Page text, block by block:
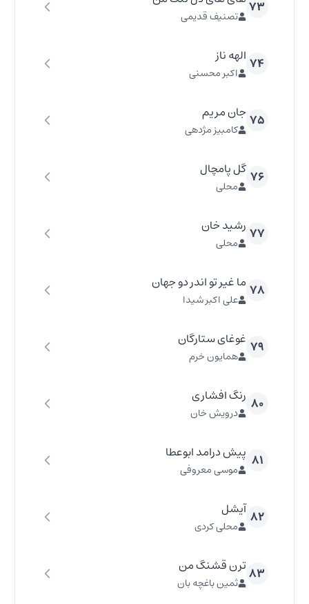
۷۳ تصنیف قدیمی
۷۴ الهه ناز
اکبر محسنی
۷۵ جان مریم
کامبیز مژدهی
۷۶ گل پامچال
محلی
۷۷ رشید خان
محلی
۷۸ ما غیر تو اندر دو جهان
علی اکبر شیدا
۷۹ غوغای ستارگان
همایون خرم
۸۰ رنگ افشاری
درویش خان
۸۱ پیش درامد ابوعطا
موسی معروفی
۸۲ آیشل
محلی کردی
۸۳ترن قشنگ من
ثمین باغچه بان